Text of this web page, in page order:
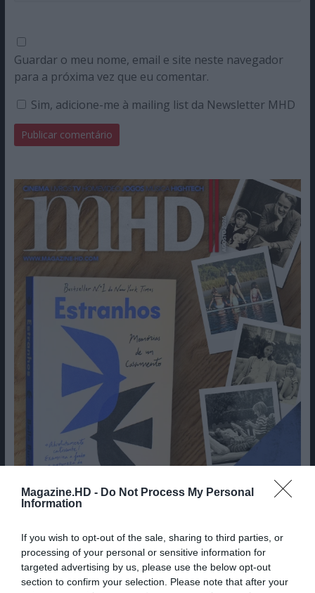
Magazine.HD - Do Not Process My Personal
Information
If you wish to opt-out of the sale, sharing to third parties, or
processing of your personal or sensitive information for
targeted advertising by us, please use the below opt-out
section to confirm your selection. Please note that after your
Guardar o meu nome, email e site neste navegador
para a próxima vez que eu comentar.
Sim, adicione-me à mailing list da Newsletter MHD